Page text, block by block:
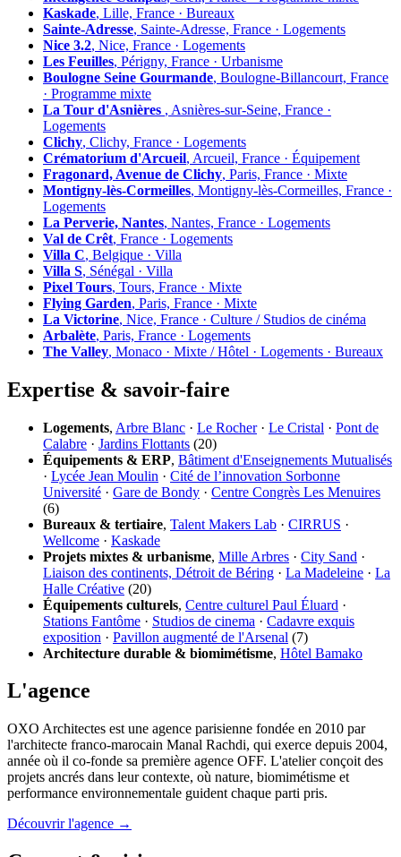
Kaskade, Lille, France · Bureaux
Sainte-Adresse, Sainte-Adresse, France · Logements
Nice 3.2, Nice, France · Logements
Les Feuilles, Périgny, France · Urbanisme
Boulogne Seine Gourmande, Boulogne-Billancourt, France
· Programme mixte
La Tour d'Asnières , Asnières-sur-Seine, France ·
Logements
Clichy, Clichy, France · Logements
Crématorium d'Arcueil, Arcueil, France · Équipement
Fragonard, Avenue de Clichy, Paris, France · Mixte
Montigny-lès-Cormeilles, Montigny-lès-Cormeilles, France ·
Logements
La Perverie, Nantes, Nantes, France · Logements
Val de Crêt, France · Logements
Villa C, Belgique · Villa
Villa S, Sénégal · Villa
Pixel Tours, Tours, France · Mixte
Flying Garden, Paris, France · Mixte
La Victorine, Nice, France · Culture / Studios de cinéma
Arbalète, Paris, France · Logements
The Valley, Monaco · Mixte / Hôtel · Logements · Bureaux
Expertise & savoir-faire
Logements, Arbre Blanc · Le Rocher· Le Cristal · Pont de
Calabre · Jardins Flottants (20)
Équipements & ERP, Bâtiment d'Enseignements Mutualisés
· Lycée Jean Moulin · Cité de l’innovation Sorbonne
Université · Gare de Bondy · Centre Congrès Les Menuires
(6)
Bureaux & tertiaire, Talent Makers Lab · CIRRUS ·
Wellcome · Kaskade
Projets mixtes & urbanisme, Mille Arbres · City Sand ·
Liaison des continents, Détroit de Béring · La Madeleine · La
Halle Créative (20)
Équipements culturels, Centre culturel Paul Éluard ·
Stations Fantôme · Studios de cinema · Cadavre exquis
exposition · Pavillon augmenté de l'Arsenal (7)
Architecture durable & biomimétisme, Hôtel Bamako
L'agence
OXO Architectes est une agence parisienne fondée en 2010 par
l'architecte franco-marocain Manal Rachdi, qui exerce depuis 2004,
année où il co-fonde sa première agence OFF. L'atelier conçoit des
projets ancrés dans leur contexte, où nature, biomimétisme et
performance environnementale guident chaque parti pris.
Découvrir l'agence →